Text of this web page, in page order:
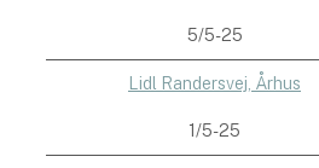
5/5-25
Lidl Randersvej, Århus
1/5-25